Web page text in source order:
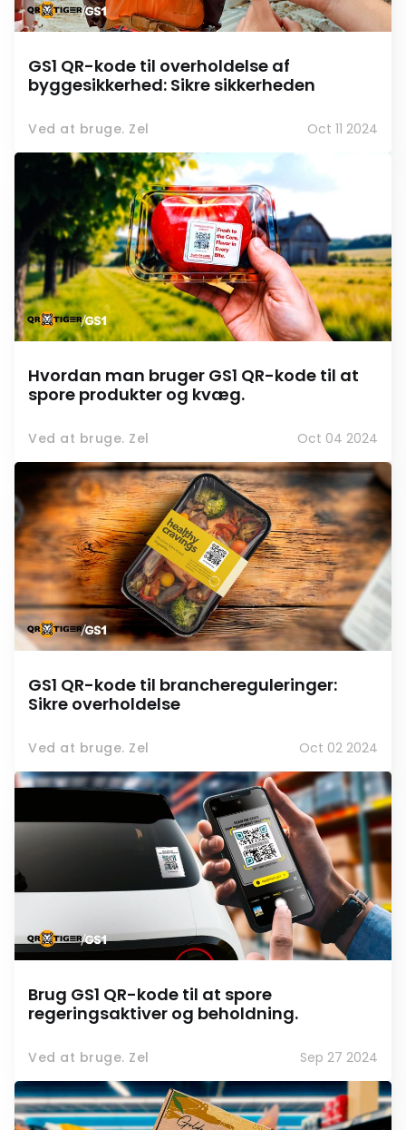
GS1 QR-kode til overholdelse af
byggesikkerhed: Sikre sikkerheden
Ved at bruge. Zel Oct 11 2024
Hvordan man bruger GS1 QR-kode til at
spore produkter og kvæg.
Ved at bruge. Zel Oct 04 2024
GS1 QR-kode til branchereguleringer:
Sikre overholdelse
Ved at bruge. Zel Oct 02 2024
Brug GS1 QR-kode til at spore
regeringsaktiver og beholdning.
Ved at bruge. Zel Sep 27 2024